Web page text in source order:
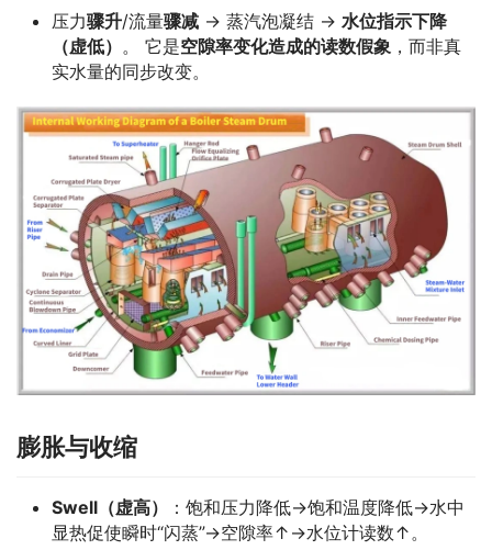
压力骤升/流量骤减 → 蒸汽泡凝结 → 水位指示下降
（虚低） 。 它是空隙率变化造成的读数假象 ，而非真
实水量的同步改变。
膨胀与收缩
Swell（虚高）
：饱和压力降低→饱和温度降低→水中
显热促使瞬时“闪蒸”→空隙率↑→水位计读数↑。